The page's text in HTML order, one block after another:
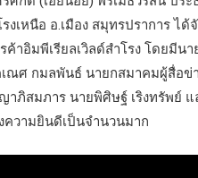
งเหนือ อ.เมือง สมุทรปราการ
าอิมพีเรียลเวิลด์สำโรง โดยมีน
เณศ กมลพันธ์ นายกสมาคมผู้สื่อ
สมภาร นายพิศิษฐ์ เริงทรัพย์
ความยินดีเป็นจำนวนมาก